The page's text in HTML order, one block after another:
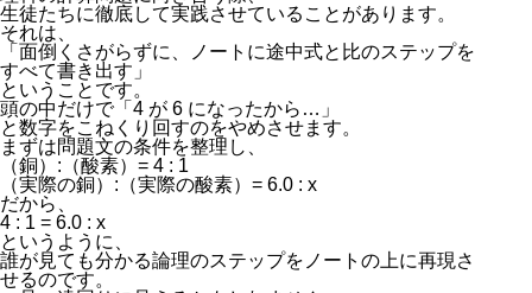
生徒たちに徹底して実践させていることがあります。
それは、
「面倒くさがらずに、ノートに途中式と比のステップを
すべて書き出す」
ということです。
頭の中だけで「 4 が 6 になったから…」
と数字をこねくり回すのをやめさせます。
まずは問題文の条件を整理し、
（銅） : （酸素） = 4 : 1
（実際の銅） : （実際の酸素） = 6.0 : x
だから、
4 : 1 = 6.0 : x
というように、
誰が見ても分かる論理のステップをノートの上に再現さ
せるのです。